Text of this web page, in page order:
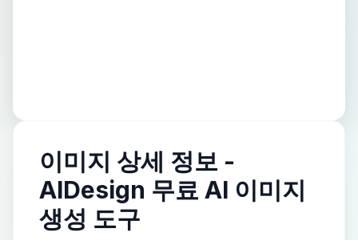
이미지 상세 정보 -
AIDesign 무료 AI 이미지
생성 도구